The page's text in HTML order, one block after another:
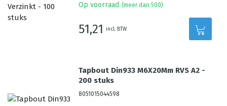
Op voorraad (meer dan 500)
51,21 incl. BTW
Tapbout Din933 M6X20Mm RVS A2 -
200 stuks
8051015044598